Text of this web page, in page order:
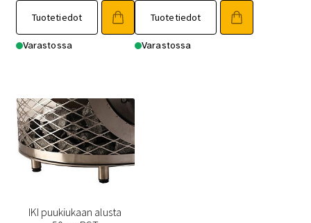
Tuotetiedot
Varastossa
1
630,00 €.
1
490,00 €.
Tuotetiedot
Varastossa
IKI puukiukaan alusta